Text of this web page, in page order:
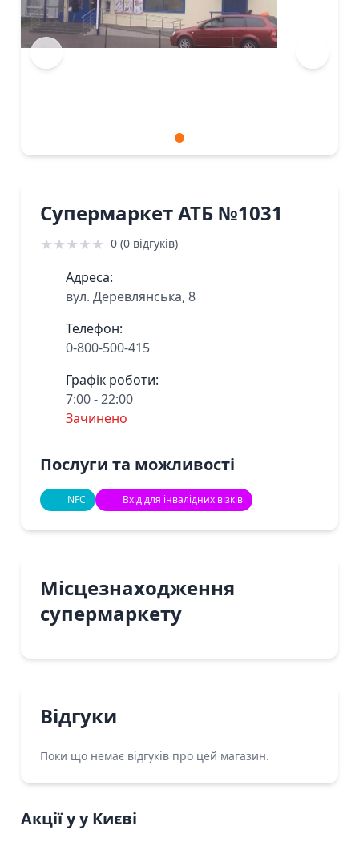
Супермаркет АТБ №1031
★★★★★ 0 (0 відгуків)
Адреса:
вул. Деревлянська, 8
Телефон:
0-800-500-415
Графік роботи:
7:00 - 22:00
Зачинено
Послуги та можливості
NFC Вхід для інвалідних візків
Місцезнаходження
супермаркету
Відгуки
Поки що немає відгуків про цей магазин.
Акції у у Києві